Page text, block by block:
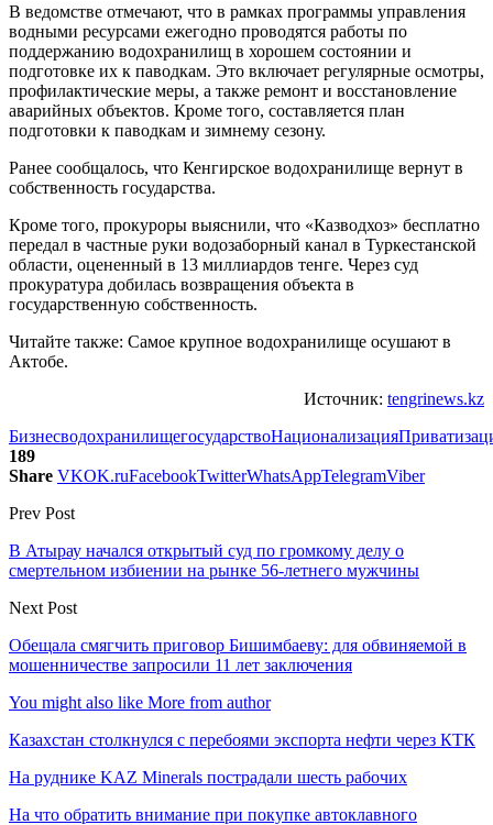
В ведомстве отмечают, что в рамках программы управления
водными ресурсами ежегодно проводятся работы по
поддержанию водохранилищ в хорошем состоянии и
подготовке их к паводкам. Это включает регулярные осмотры,
профилактические меры, а также ремонт и восстановление
аварийных объектов. Кроме того, составляется план
подготовки к паводкам и зимнему сезону.
Ранее сообщалось, что Кенгирское водохранилище вернут в
собственность государства.
Кроме того, прокуроры выяснили, что «Казводхоз» бесплатно
передал в частные руки водозаборный канал в Туркестанской
области, оцененный в 13 миллиардов тенге. Через суд
прокуратура добилась возвращения объекта в
государственную собственность.
Читайте также: Самое крупное водохранилище осушают в
Актобе.
Источник: tengrinews.kz
БизнесводохранилищегосударствоНационализация
189
Share VKOK.ruFacebookTwitterWhatsAppTelegramViber
Prev Post
В Атырау начался открытый суд по громкому делу о
смертельном избиении на рынке 56-летнего мужчины
Next Post
Обещала смягчить приговор Бишимбаеву: для обвиняемой в
мошенничестве запросили 11 лет заключения
You might also like More from author
Казахстан столкнулся с перебоями экспорта нефти через КТК
На руднике KAZ Minerals пострадали шесть рабочих
На что обратить внимание при покупке автоклавного